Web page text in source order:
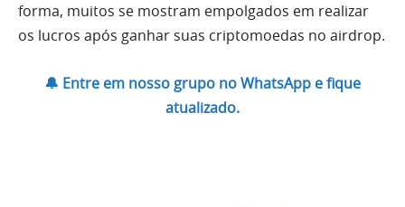
forma, muitos se mostram empolgados em realizar
os lucros após ganhar suas criptomoedas no airdrop.
🔔 Entre em nosso grupo no WhatsApp e fique
atualizado.